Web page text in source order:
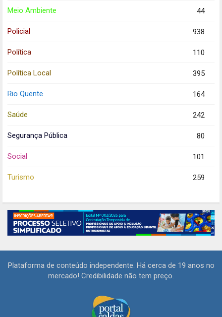
Meio Ambiente 44
Policial 938
Política 110
Política Local 395
Rio Quente 164
Saúde 242
Segurança Pública 80
Social 101
Turismo 259
Plataforma de conteúdo independente. Há cerca de 19 anos no
mercado! Credibilidade não tem preço.